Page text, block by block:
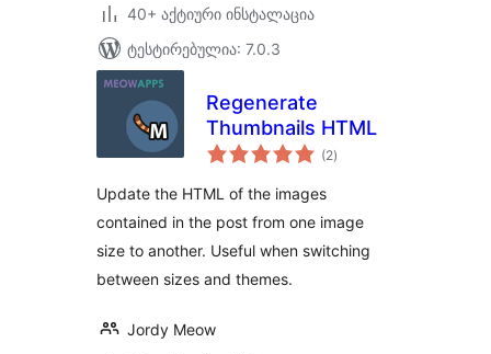
40+ აქტიური ინსტალაცია
ტესტირებულია: 7.0.3
Regenerate
Thumbnails HTML
(2საერთო
რეიტინგი
)
Update the HTML of the images
contained in the post from one image
size to another. Useful when switching
between sizes and themes.
Jordy Meow